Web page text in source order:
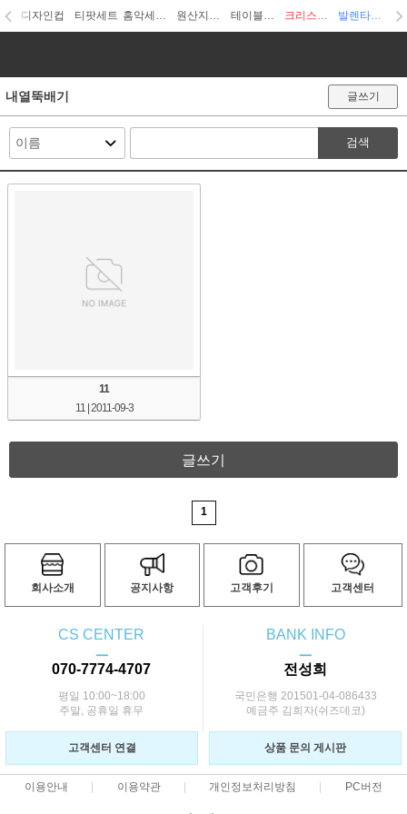
디자인컵 티팟세트 홈악세사리 원산지디자인 테이블웨어 크리스마스 발렌타인데이
내열뚝배기 글쓰기
검색
11
11 | 2011-09-3
글쓰기
1
회사소개 공지사항 고객후기 고객센터
CS CENTER
ㅡ
070-7774-4707
평일 10:00~18:00
주말, 공휴일 휴무
BANK INFO
ㅡ
전성희
국민은행 201501-04-086433
예금주 김희자(쉬즈데코)
고객센터 연결 상품 문의 게시판
이용안내 이용약관 개인정보처리방침 PC버전